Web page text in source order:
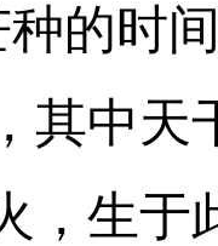
种的时
其中天
，生于